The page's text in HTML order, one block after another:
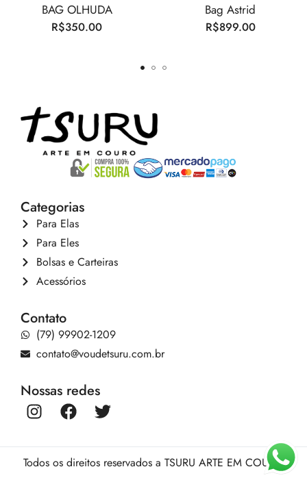
BAG OLHUDA
R$350.00
Bag Astrid
R$899.00
Categorias
Para Elas
Para Eles
Bolsas e Carteiras
Acessórios
Contato
(79) 99902-1209
contato@voudetsuru.com.br
Nossas redes
Todos os direitos reservados a TSURU ARTE EM COURO